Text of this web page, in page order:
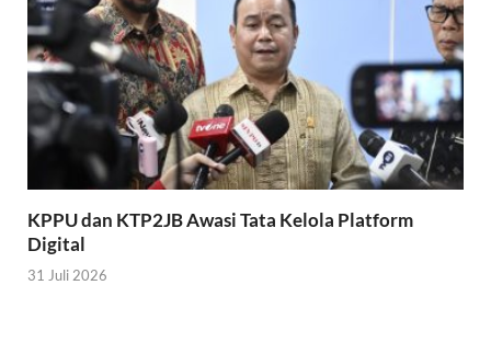
KPPU dan KTP2JB Awasi Tata Kelola Platform
Digital
31 Juli 2026